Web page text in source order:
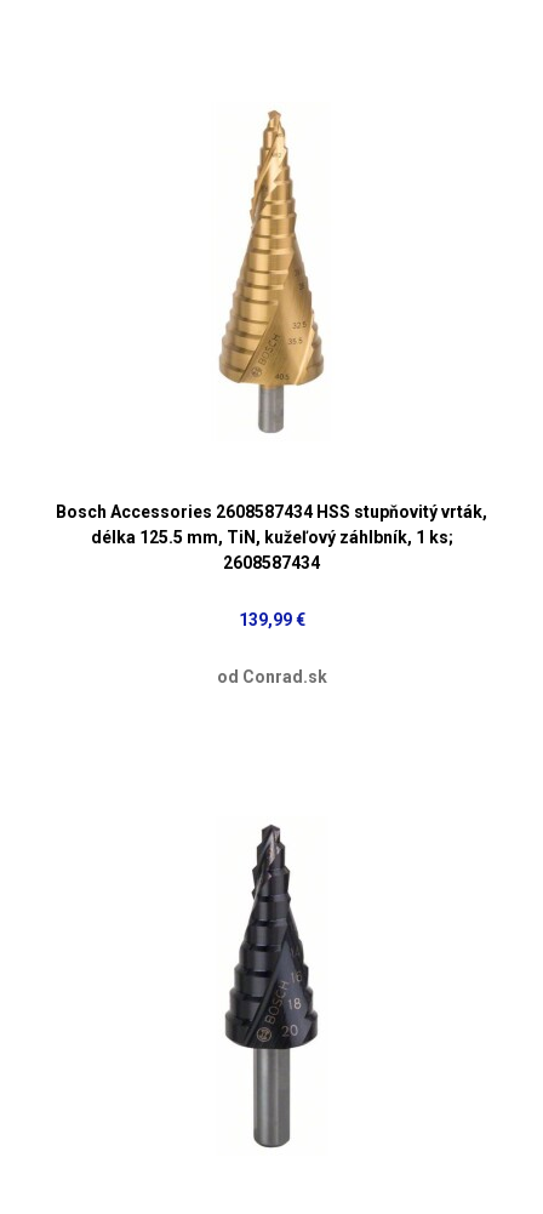
Bosch Accessories 2608587434 HSS stupňovitý vrták,
délka 125.5 mm, TiN, kužeľový záhlbník, 1 ks;
2608587434
139,99 €
od Conrad.sk